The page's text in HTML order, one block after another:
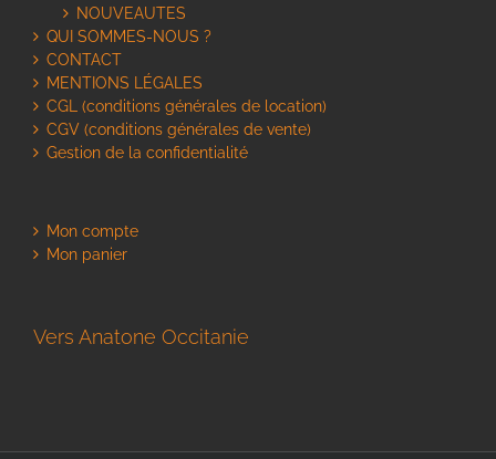
NOUVEAUTES
QUI SOMMES-NOUS ?
CONTACT
MENTIONS LÉGALES
CGL (conditions générales de location)
CGV (conditions générales de vente)
Gestion de la confidentialité
Mon compte
Mon panier
Vers Anatone Occitanie